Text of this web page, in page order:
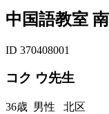
中国語教室
ID 370408001
コク ウ先生
36歳 男性 北区